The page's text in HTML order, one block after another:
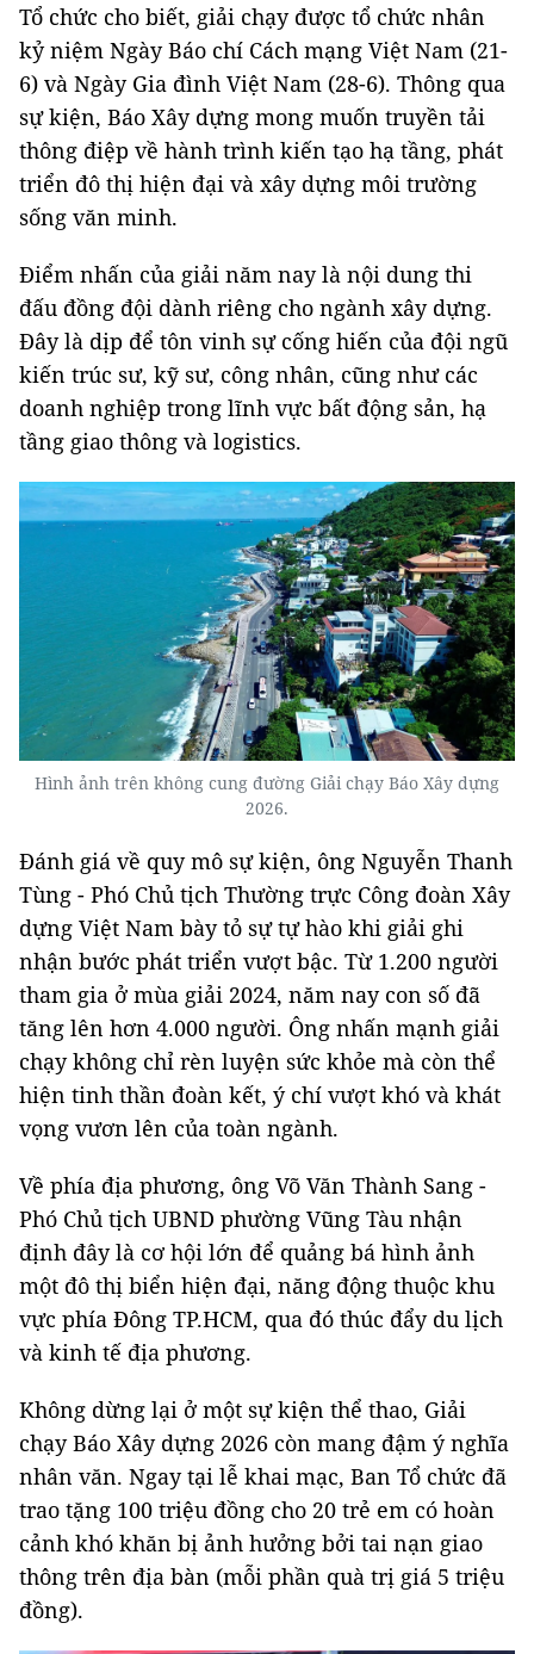
Tổ chức cho biết, giải chạy được tổ chức nhân
kỷ niệm Ngày Báo chí Cách mạng Việt Nam (21-
6) và Ngày Gia đình Việt Nam (28-6). Thông qua
sự kiện, Báo Xây dựng mong muốn truyền tải
thông điệp về hành trình kiến tạo hạ tầng, phát
triển đô thị hiện đại và xây dựng môi trường
sống văn minh.
Điểm nhấn của giải năm nay là nội dung thi
đấu đồng đội dành riêng cho ngành xây dựng.
Đây là dịp để tôn vinh sự cống hiến của đội ngũ
kiến trúc sư, kỹ sư, công nhân, cũng như các
doanh nghiệp trong lĩnh vực bất động sản, hạ
tầng giao thông và logistics.
Hình ảnh trên không cung đường Giải chạy Báo Xây dựng
2026.
Đánh giá về quy mô sự kiện, ông Nguyễn Thanh
Tùng - Phó Chủ tịch Thường trực Công đoàn Xây
dựng Việt Nam bày tỏ sự tự hào khi giải ghi
nhận bước phát triển vượt bậc. Từ 1.200 người
tham gia ở mùa giải 2024, năm nay con số đã
tăng lên hơn 4.000 người. Ông nhấn mạnh giải
chạy không chỉ rèn luyện sức khỏe mà còn thể
hiện tinh thần đoàn kết, ý chí vượt khó và khát
vọng vươn lên của toàn ngành.
Về phía địa phương, ông Võ Văn Thành Sang -
Phó Chủ tịch UBND phường Vũng Tàu nhận
định đây là cơ hội lớn để quảng bá hình ảnh
một đô thị biển hiện đại, năng động thuộc khu
vực phía Đông TP.HCM, qua đó thúc đẩy du lịch
và kinh tế địa phương.
Không dừng lại ở một sự kiện thể thao, Giải
chạy Báo Xây dựng 2026 còn mang đậm ý nghĩa
nhân văn. Ngay tại lễ khai mạc, Ban Tổ chức đã
trao tặng 100 triệu đồng cho 20 trẻ em có hoàn
cảnh khó khăn bị ảnh hưởng bởi tai nạn giao
thông trên địa bàn (mỗi phần quà trị giá 5 triệu
đồng).